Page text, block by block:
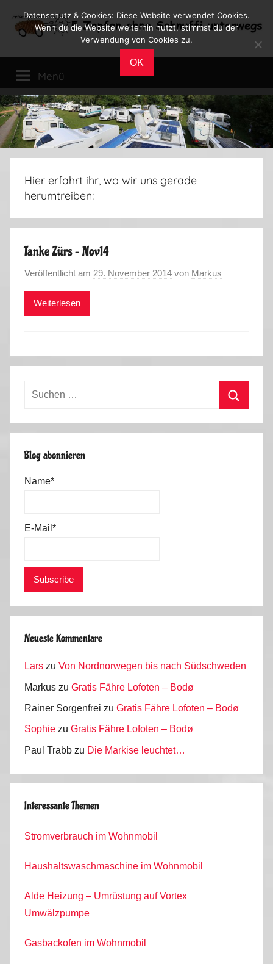
Inhalt
Reiseblog
Leben
im
Wohnmobil
Menü
Hier erfahrt ihr, wo wir uns gerade
herumtreiben:
Tanke Zürs – Nov14
Veröffentlicht am 29. November 2014 von Markus
Weiterlesen
Suchen
Blog abonnieren
Name*
E-Mail*
Neueste Kommentare
Lars zu Von Nordnorwegen bis nach Südschweden
Markus zu Gratis Fähre Lofoten – Bodø
Rainer Sorgenfrei zu Gratis Fähre Lofoten – Bodø
Sophie zu Gratis Fähre Lofoten – Bodø
Paul Trabb zu Die Markise leuchtet…
Interessante Themen
Stromverbrauch im Wohnmobil
Haushaltswaschmaschine im Wohnmobil
Alde Heizung – Umrüstung auf Vortex
Umwälzpumpe
Gasbackofen im Wohnmobil
Datenschutz & Cookies: Diese Website verwendet Cookies.
Wenn du die Website weiterhin nutzt, stimmst du der
Verwendung von Cookies zu.
OK